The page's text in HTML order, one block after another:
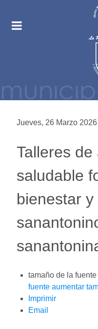
Jueves, 26 Marzo
Talleres
saludable
bienestar
tamaño de la fuente
fuente aumentar
Imprimir
Email